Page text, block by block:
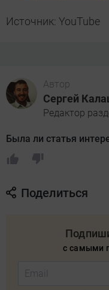
Источник: YouTube
Автор
Сергей
Редактор
Была ли статья
Поделиться
с самыми